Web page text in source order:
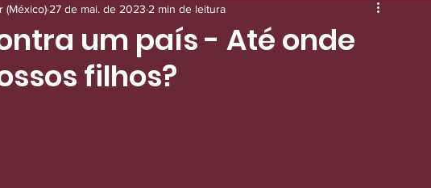
um país - Até onde
filhos?
(México) 27 de mai. de 2023 2 min de leitura